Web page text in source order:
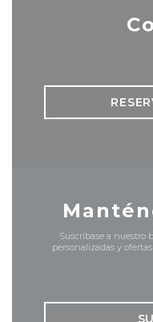
Suscríbase a nuestro
personalizadas y